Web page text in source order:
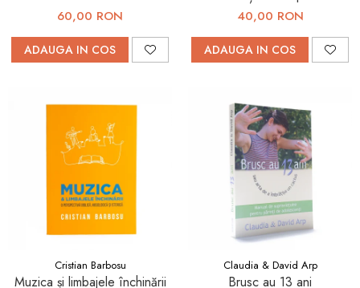
60,00 RON
ADAUGA IN COS
40,00 RON
ADAUGA IN COS
Cristian Barbosu
Muzica și limbajele închinării
Claudia & David Arp
Brusc au 13 ani